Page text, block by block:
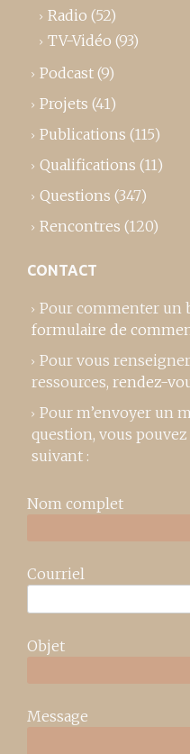
Radio (52)
TV-Vidéo (93)
Podcast (9)
Projets (41)
Publications (115)
Qualifications (11)
Questions (347)
Rencontres (120)
CONTACT
Pour commenter un
formulaire de
Pour vous
ressources, rendez-
Pour m’envoyer un
question, vous
suivant :
Nom complet
Courriel
Objet
Message